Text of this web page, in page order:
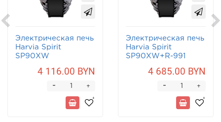
Электрическая печь
Harvia Spirit
SP90XW
4 116.00 BYN
+
-
Электрическая печь
Harvia Spirit
SP90XW+R-991
4 685.00 BYN
+
-